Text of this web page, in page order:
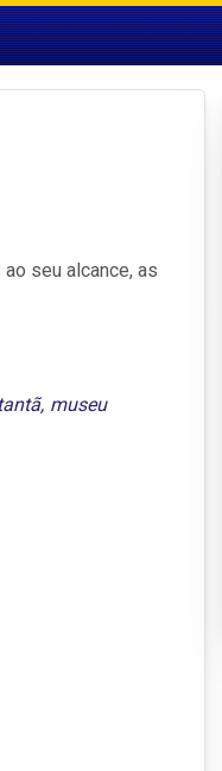
seu alcance, as
, museu